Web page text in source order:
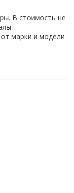
В стоимость не
марки и модели